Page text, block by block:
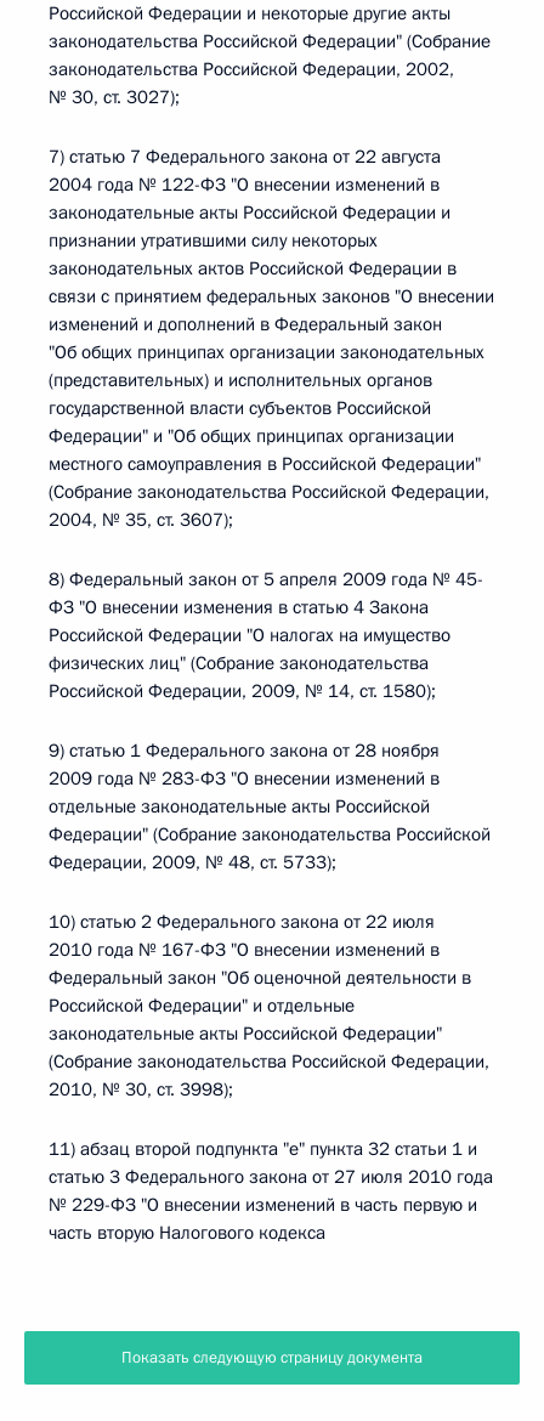
Российской Федерации и некоторые другие акты
законодательства Российской Федерации" (Собрание
законодательства Российской Федерации, 2002,
№ 30, ст. 3027);
7) статью 7 Федерального закона от 22 августа
2004 года № 122-ФЗ "О внесении изменений в
законодательные акты Российской Федерации и
признании утратившими силу некоторых
законодательных актов Российской Федерации в
связи с принятием федеральных законов "О внесении
изменений и дополнений в Федеральный закон
"Об общих принципах организации законодательных
(представительных) и исполнительных органов
государственной власти субъектов Российской
Федерации" и "Об общих принципах организации
местного самоуправления в Российской Федерации"
(Собрание законодательства Российской Федерации,
2004, № 35, ст. 3607);
8) Федеральный закон от 5 апреля 2009 года № 45-
ФЗ "О внесении изменения в статью 4 Закона
Российской Федерации "О налогах на имущество
физических лиц" (Собрание законодательства
Российской Федерации, 2009, № 14, ст. 1580);
9) статью 1 Федерального закона от 28 ноября
2009 года № 283-ФЗ "О внесении изменений в
отдельные законодательные акты Российской
Федерации" (Собрание законодательства Российской
Федерации, 2009, № 48, ст. 5733);
10) статью 2 Федерального закона от 22 июля
2010 года № 167-ФЗ "О внесении изменений в
Федеральный закон "Об оценочной деятельности в
Российской Федерации" и отдельные
законодательные акты Российской Федерации"
(Собрание законодательства Российской Федерации,
2010, № 30, ст. 3998);
11) абзац второй подпункта "е" пункта 32 статьи 1 и
статью 3 Федерального закона от 27 июля 2010 года
№ 229-ФЗ "О внесении изменений в часть первую и
часть вторую Налогового кодекса
Показать следующую страницу документа